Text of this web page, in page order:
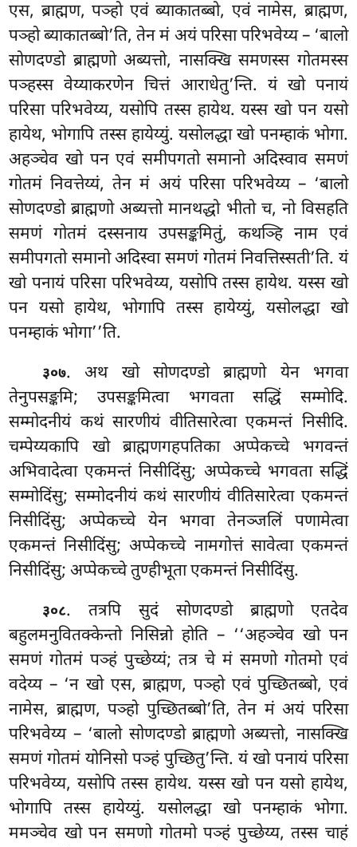
एस, ब्राह्मण, पञ्हो एवं ब्याकातब्बो, एवं नामेस, ब्राह्मण,
पञ्हो ब्याकातब्बो’ति, तेन मं अयं परिसा परिभवेय्य – ‘बालो
सोणदण्डो ब्राह्मणो अब्यत्तो, नासक्खिसमणस्स गोतमस्स
पञ्हस्स वेय्याकरणेन चित्तं आराधेतु’न्ति. यं खो पनायं
परिसा परिभवेय्य, यसोपि तस्स हायेथ. यस्स खो पन यसो
हायेथ, भोगापि तस्स हायेय्युं. यसोलद्धा खो पनम्हाकं भोगा.
अहञ्चेव खो पन एवं समीपगतो समानो अदिस्वाव समणं
गोतमं निवत्तेय्यं, तेन मं अयं परिसा परिभवेय्य – ‘बालो
सोणदण्डो ब्राह्मणो अब्यत्तो मानथद्धो भीतो च, नो विसहति
समणं गोतमं दस्सनाय उपसङ्कमितुं, कथञ्हि नाम एवं
समीपगतो समानो अदिस्वा समणं गोतमं निवत्तिस्सती’ति. यं
खो पनायं परिसा परिभवेय्य, यसोपि तस्स हायेथ. यस्स खो
पन यसो हायेथ, भोगापि तस्स हायेय्युं, यसोलद्धा खो
पनम्हाकं भोगा’’ति.
३०७. अथ खो सोणदण्डो ब्राह्मणो येन भगवा
तेनुपसङ्कमि; उपसङ्कमित्वा भगवता सद्धिं सम्मोदि.
सम्मोदनीयं कथं सारणीयं वीतिसारेत्वा एकमन्तं निसीदि.
चम्पेय्यकापि खो ब्राह्मणगहपतिकाअप्पेकच्चे भगवन्तं
अभिवादेत्वा एकमन्तं निसीदिंसु; अप्पेकच्चे भगवता सद्धिं
सम्मोदिंसु; सम्मोदनीयं कथं सारणीयं वीतिसारेत्वा एकमन्तं
निसीदिंसु; अप्पेकच्चे येन भगवा तेनञ्जलिं पणामेत्वा
एकमन्तं निसीदिंसु; अप्पेकच्चे नामगोत्तं सावेत्वा एकमन्तं
निसीदिंसु; अप्पेकच्चे तुण्हीभूता एकमन्तं निसीदिंसु.
३०८. तत्रपि सुदं सोणदण्डो ब्राह्मणो एतदेव
बहुलमनुवितक्केन्तो निसिन्नो होति – ‘‘अहञ्चेव खो पन
समणं गोतमं पञ्हं पुच्छेय्यं; तत्र चे मं समणो गोतमो एवं
वदेय्य – ‘न खो एस, ब्राह्मण, पञ्हो एवं पुच्छितब्बो, एवं
नामेस, ब्राह्मण, पञ्हो पुच्छितब्बो’ति, तेन मं अयं परिसा
परिभवेय्य – ‘बालो सोणदण्डो ब्राह्मणो अब्यत्तो, नासक्खि
समणं गोतमं योनिसो पञ्हं पुच्छितु’न्ति. यं खो पनायं परिसा
परिभवेय्य, यसोपि तस्स हायेथ. यस्स खो पन यसो हायेथ,
भोगापि तस्स हायेय्युं. यसोलद्धा खो पनम्हाकं भोगा.
ममञ्चेव खो पन समणो गोतमो पञ्हं पुच्छेय्य, तस्स चाहं